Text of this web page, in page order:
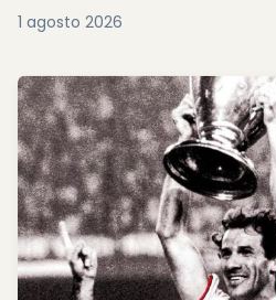
1 agosto 2026